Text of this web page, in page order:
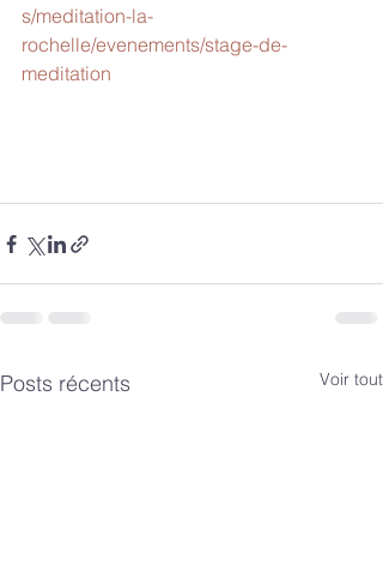
s/meditation-la-
rochelle/evenements/stage-de-
meditation
Posts récents Voir tout